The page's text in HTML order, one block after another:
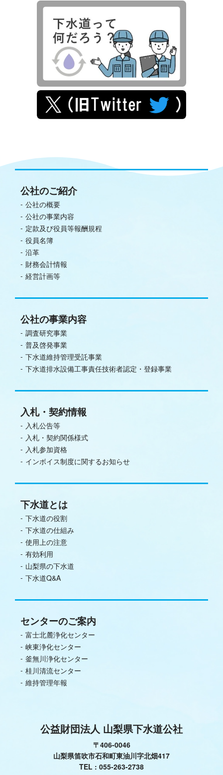
公社のご紹介
公社の概要
公社の事業内容
定款及び役員等報酬規程
役員名簿
沿革
財務会計情報
経営計画等
公社の事業内容
調査研究事業
普及啓発事業
下水道維持管理受託事業
下水道排水設備工事責任技術者認定・登録事業
入札・契約情報
入札公告等
入札・契約関係様式
入札参加資格
インボイス制度に関するお知らせ
下水道とは
下水道の役割
下水道の仕組み
使用上の注意
有効利用
山梨県の下水道
下水道Q&A
センターのご案内
富士北麓浄化センター
峡東浄化センター
釜無川浄化センター
桂川清流センター
維持管理年報
公益財団法人 山梨県下水道公社
〒406-0046
山梨県笛吹市石和町東油川字北畑417
TEL : 055-263-2738